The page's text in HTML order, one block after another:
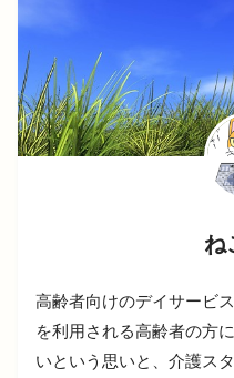
ね
高齢者向けのデイサービ
を利用される高齢者の方
いという思いと、介護ス